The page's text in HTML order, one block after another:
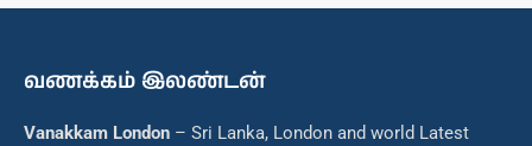
வணக்கம் இலண்டன்
Vanakkam London – Sri Lanka, London and world Latest